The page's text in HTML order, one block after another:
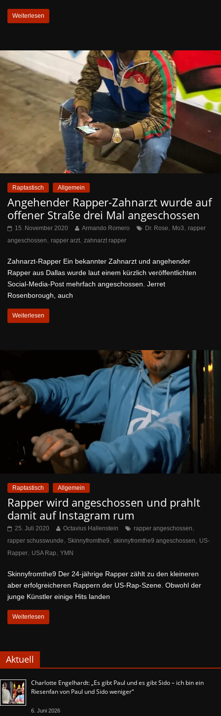
Weiterlesen
Raptastisch Allgemein
Angehender Rapper-Zahnarzt wurde auf
offener Straße drei Mal angeschossen
15. November 2020 Armando Romero Dr. Rose, Mo3, rapper
angeschossen, rapper arzt, zahnarzt rapper
Zahnarzt-Rapper Ein bekannter Zahnarzt und angehender
Rapper aus Dallas wurde laut einem kürzlich veröffentlichten
Social-Media-Post mehrfach angeschossen. Jerret
Rosenborough, auch
Weiterlesen
Raptastisch Allgemein
Rapper wird angeschossen und prahlt
damit auf Instagram rum
25. Juli 2020 Octavius Hallenstein rapper angeschossen,
rapper schusswunde, Skinnyfromthe9, skinnyfromthe9 angeschossen, US-
Rapper, USA Rap, YMN
Skinnyfromthe9 Der 24-jährige Rapper zählt zu den kleineren
aber erfolgreicheren Rappern der US-Rap-Szene. Obwohl der
junge Künstler einige Hits landen
Weiterlesen
Aktuell
Charlotte Engelhardt: „Es gibt Paul und es gibt Sido – ich bin ein
Riesenfan von Paul und Sido weniger“
6. Juni 2026